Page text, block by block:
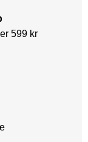
599 kr